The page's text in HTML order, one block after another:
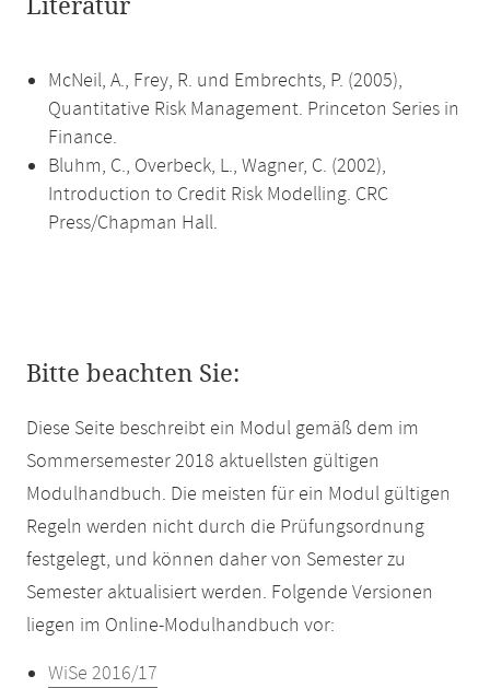
Literatur
McNeil, A., Frey, R. und Embrechts, P. (2005),
Quantitative Risk Management. Princeton Series in
Finance.
Bluhm, C., Overbeck, L., Wagner, C. (2002),
Introduction to Credit Risk Modelling. CRC
Press/Chapman Hall.
Bitte beachten Sie:
Diese Seite beschreibt ein Modul gemäß dem im
Sommersemester 2018 aktuellsten gültigen
Modulhandbuch. Die meisten für ein Modul gültigen
Regeln werden nicht durch die Prüfungsordnung
festgelegt, und können daher von Semester zu
Semester aktualisiert werden. Folgende Versionen
liegen im Online-Modulhandbuch vor:
WiSe 2016/17